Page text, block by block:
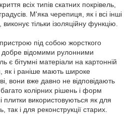
всіх типів скатних покрівель,
М'яка черепиця, як і всі інші
тільки ізоляційну функцію.
під собою жорсткого
добре відомими рулонними
є бітумні матеріали на картонній
як і раніше мають широке
вони вже давно не відповідають
колірних рішень і форм
плитки використовуються як для
і для реконструкції старих.